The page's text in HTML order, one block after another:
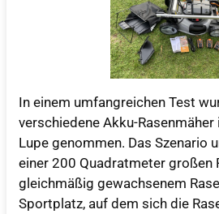
In einem umfangreichen Test
verschiedene Akku-
Lupe genommen. Das Szenario
einer 200 Quadratmeter großen
gleichmäßig gewachsenem
Sportplatz, auf dem sich die